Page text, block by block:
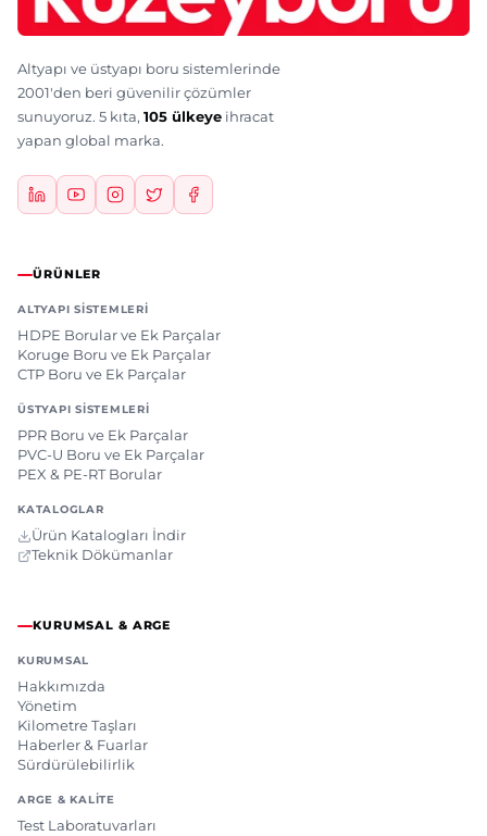
Altyapı ve üstyapı boru sistemlerinde
2001'den beri güvenilir çözümler
sunuyoruz. 5 kıta, 105 ülkeye ihracat
yapan global marka.
ÜRÜNLER
ALTYAPI SISTEMLERI
HDPE Borular ve Ek Parçalar
Koruge Boru ve Ek Parçalar
CTP Boru ve Ek Parçalar
ÜSTYAPI SISTEMLERI
PPR Boru ve Ek Parçalar
PVC-U Boru ve Ek Parçalar
PEX & PE-RT Borular
KATALOGLAR
Ürün Katalogları İndir
Teknik Dökümanlar
KURUMSAL & ARGE
KURUMSAL
Hakkımızda
Yönetim
Kilometre Taşları
Haberler & Fuarlar
Sürdürülebilirlik
ARGE & KALITE
Test Laboratuvarları